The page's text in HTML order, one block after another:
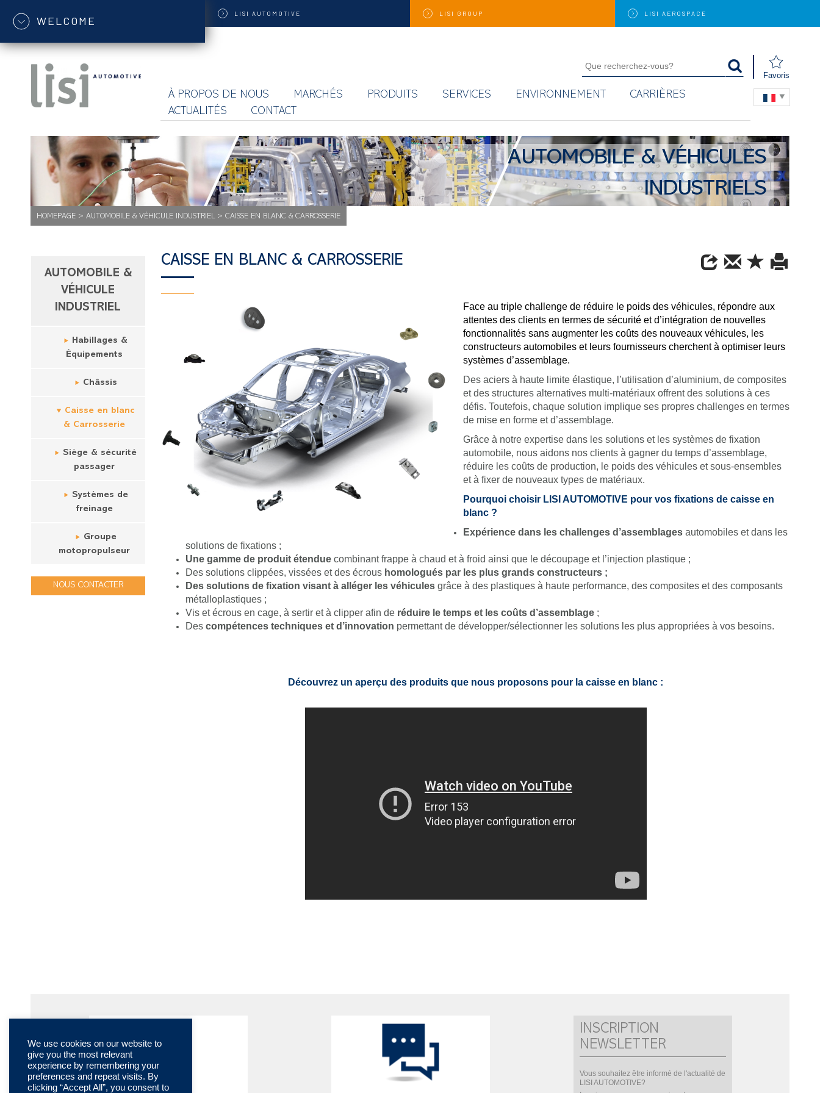
WELCOME
LISI AUTOMOTIVE LISI GROUP LISI AEROSPACE
Favoris
À PROPOS DE NOUS MARCHÉS PRODUITS SERVICES ENVIRONNEMENT
CARRIÈRES
ACTUALITÉS
CONTACT
AUTOMOBILE & VÉHICULES
INDUSTRIELS
HOMEPAGE > AUTOMOBILE & VÉHICULE INDUSTRIEL> CAISSE EN BLANC & CARROSSERIE
AUTOMOBILE &
VÉHICULE
INDUSTRIEL
Habillages &
Équipements
Châssis
Caisse en blanc
& Carrosserie
Siège & sécurité
passager
Systèmes de
freinage
Groupe
motopropulseur
NOUS CONTACTER
CAISSE EN BLANC & CARROSSERIE
Face au triple challenge de réduire le poids des véhicules, répondre aux
attentes des clients en termes de sécurité et d’intégration de nouvelles
fonctionnalités sans augmenter les coûts des nouveaux véhicules, les
constructeurs automobiles et leurs fournisseurs cherchent à optimiser leurs
systèmes d’assemblage.
Des aciers à haute limite élastique, l’utilisation d’aluminium, de composites
et des structures alternatives multi-matériaux offrent des solutions à ces
défis. Toutefois, chaque solution implique ses propres challenges en termes
de mise en forme et d’assemblage.
Grâce à notre expertise dans les solutions et les systèmes de fixation
automobile, nous aidons nos clients à gagner du temps d’assemblage,
réduire les coûts de production, le poids des véhicules et sous-ensembles
et à fixer de nouveaux types de matériaux.
Pourquoi choisir LISI AUTOMOTIVE pour vos fixations de caisse en
blanc ?
Expérience dans les challenges d’assemblagesautomobiles et dans les
solutions de fixations ;
Une gamme de produit étendue combinant frappe à chaud et à froid ainsi que le découpage et l’injection plastique ;
Des solutions clippées, vissées et des écroushomologués par les plus grands constructeurs ;
Des solutions de fixation visant à alléger les véhiculesgrâce à des plastiques à haute performance, des composites et des composants
métalloplastiques ;
Vis et écrous en cage, à sertir et à clipper afin de réduire le temps et les coûts d’assemblage ;
Des compétences techniques et d’innovation permettant de développer/sélectionner les solutions les plus appropriées à vos besoins.
Découvrez un aperçu des produits que nous proposons pour la caisse en blanc :
INSCRIPTION
NEWSLETTER
Vous souhaitez être informé de l'actualité de
LISI AUTOMOTIVE?
We use cookies on our website to
give you the most relevant
experience by remembering your
preferences and repeat visits. By
clicking “Accept All”, you consent to